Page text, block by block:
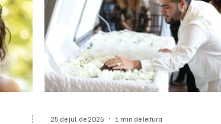
25 de jul. de 2025 1 min de leitura